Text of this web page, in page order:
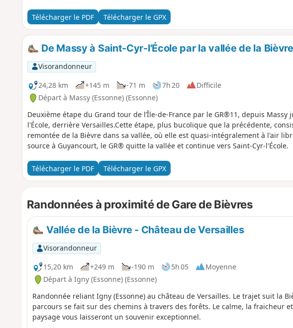
France, au voisinage de ses frontières avec les régions voisines. L'itinéraire
régions, bien souvent, préservées de l’urbanisation intensive, des Parcs
autres zones naturelles préservées, et croise quelques merveilles
Télécharger le PDF Télécharger le GPX
De Massy à Saint-Cyr-l'École par la vallée de la Bièvre
Visorandonneur
24,28 km
+145 m -71 m 7h 20
Difficile
Départ à Massy (Essonne) (Essonne)
Deuxième étape du Grand tour de l’Île-de-France par le GR®11, depuis Massy
l'École, derrière Versailles.Cette étape, plus bucolique que la précédente,
remontée de la Bièvre dans sa vallée, où elle est quasi-intégralement à l'air
source à Guyancourt, le GR® quitte la vallée et continue vers Saint-Cyr-l'École.
Télécharger le PDF Télécharger le GPX
Randonnées à proximité de Gare de Bièvres
Vallée de la Bièvre - Château de Versailles
Visorandonneur
15,20 km
+249 m -190 m 5h 05
Moyenne
Départ à Igny (Essonne) (Essonne)
Randonnée reliant Igny (Essonne) au château de Versailles. Le trajet suit la
parcours se fait sur des chemins à travers des forêts. Le calme, la fraicheur
paysage vous laisseront un souvenir exceptionnel.